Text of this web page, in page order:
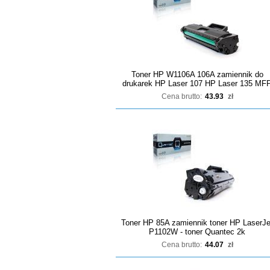
Toner HP W1106A 106A zamiennik do
drukarek HP Laser 107 HP Laser 135
Cena brutto: 43.93 zł
Toner HP 85A zamiennik toner HP
P1102W - toner Quantec 2k
Cena brutto: 44.07 zł